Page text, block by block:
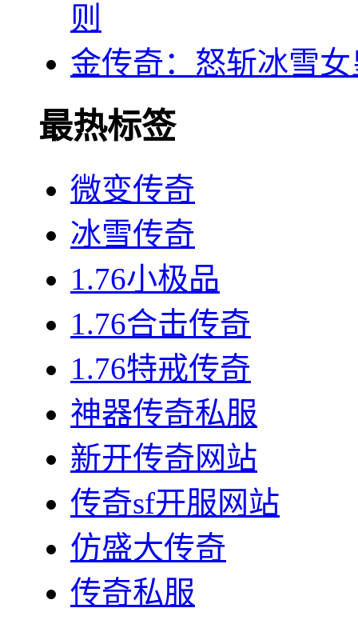
则
金传奇：怒斩冰雪
最热标签
微变传奇
冰雪传奇
1.76小极品
1.76合击传奇
1.76特戒传奇
神器传奇私服
新开传奇网站
传奇sf开服网站
仿盛大传奇
传奇私服